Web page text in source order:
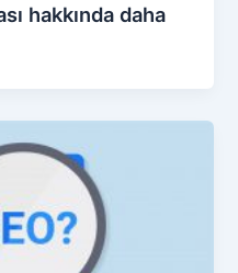
hakkında daha